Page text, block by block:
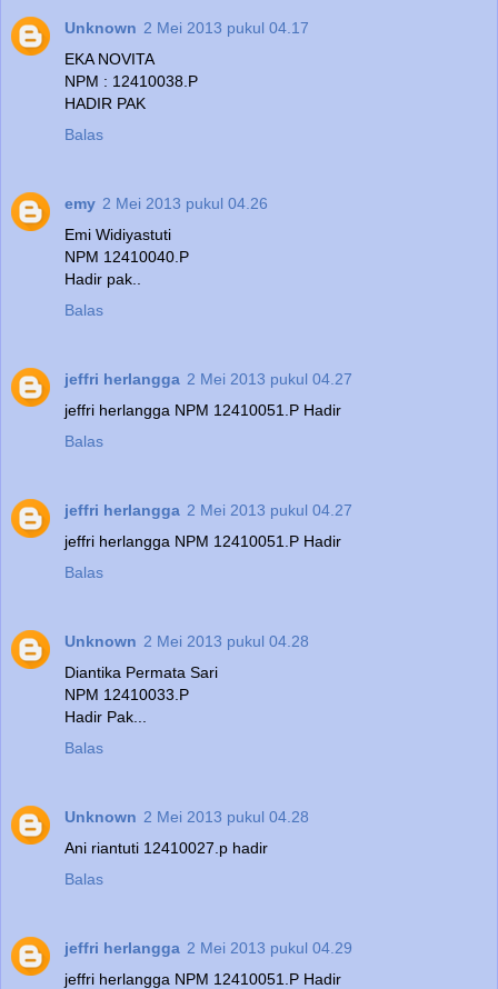
Unknown 2 Mei 2013 pukul 04.17
EKA NOVITA
NPM : 12410038.P
HADIR PAK
Balas
emy 2 Mei 2013 pukul 04.26
Emi Widiyastuti
NPM 12410040.P
Hadir pak..
Balas
jeffri herlangga 2 Mei 2013 pukul 04.27
jeffri herlangga NPM 12410051.P Hadir
Balas
jeffri herlangga 2 Mei 2013 pukul 04.27
jeffri herlangga NPM 12410051.P Hadir
Balas
Unknown 2 Mei 2013 pukul 04.28
Diantika Permata Sari
NPM 12410033.P
Hadir Pak...
Balas
Unknown 2 Mei 2013 pukul 04.28
Ani riantuti 12410027.p hadir
Balas
jeffri herlangga 2 Mei 2013 pukul 04.29
jeffri herlangga NPM 12410051.P Hadir